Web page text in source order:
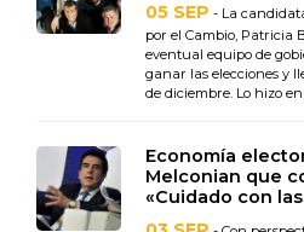
05 SEP - La
por el Cambio, Patricia
eventual equipo de
ganar las elecciones y
de diciembre. Lo hizo
Economía
Melconian que
«Cuidado con